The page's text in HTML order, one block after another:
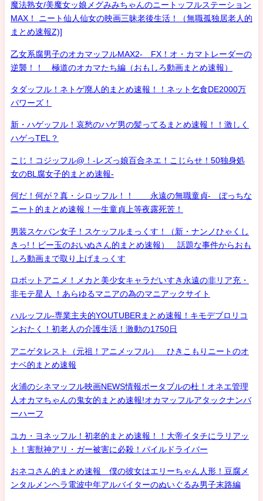
魔法熟女/美魔女ッ娘メグみみちゃんのニートッフルステーション
MAX！ ニート仙人仙女の映画三昧老後生活！（無職孤独居老人的
まとめ速報Z)]
乙女系腐男子のオカマッフルMAX2- FX！オ・カマトレーダーの
逆襲！！ 極道のオカマたち編（おもしろ動画まとめ速報）
タダッフル！ネトゲ廃人的まとめ速報！！ネット乞食DE2000万
パワーズ！
新・ハゲッフル！哀愁のハゲ男の髪ってるまとめ速報！！激しく
ハゲっTEL？
こじ！コジッフル@！-レズっ娘百合ネエ！こじらせ！50独身処
女のBL腐女子的まとめ速報-
何だ！何が？真・シロッフル！！ 永遠の無職童貞- ぼっちな
ニート的まとめ速報！一生童貞上等夜露死苦！
男装スケバン女子！スケッフルまっくす！（新・ナンノひゃくし
きっ!！ビー玉のおいぬさん的まとめ速報） 話題な事件からおも
しろ動画まで取り上げまっくす
ロボットアニメ！メカと美少女キャラだいすき永遠の非リア充・
非モテ星人 ！あらゆるマニアの為のマニアックサイト
ハルッフル-専業主夫的YOUTUBERまとめ速報！キモデブロリコ
ンおたく！初老人の介護生活！激動の1750日
アニゲタレスト（元祖！アニメッフル） ひきこもりニートのオ
ナベ的まとめ速報
火浦のシネマッフル映画NEWS情報ポータブルの杜！オネエ管理
人オカマちゃんの鬼女的まとめ速報!オカマッフルアタックナンバ
ーハーフ
ユカ・ヨネッフル！初老的まとめ速報！！大帝イタチにラリアッ
ト！害獣神アリ・ガー被害に必殺！パイルドライバー
おネコさん的まとめ速報 僕の彼女はエリーちゃん人形！豆腐メ
ンタルメンヘラ電波中年アルバイターのぬいぐるみ男子末路編